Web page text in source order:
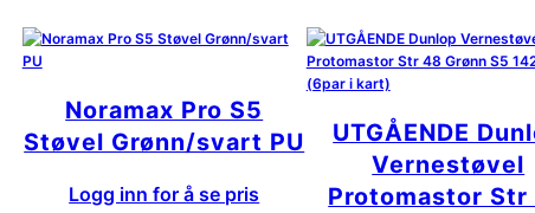
Noramax Pro S5
Støvel Grønn/svart PU
Logg inn for å se pris
UTGÅENDE
Vernestøvel
Protomastor Str